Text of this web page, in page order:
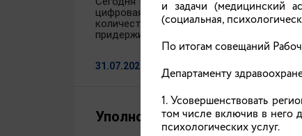
цифровая среда таит в себе не
количество угроз: от встречи с
придерживаться пяти базовых правил
31.07.2026
Уполномоченный по правам
и задачи (медицинский
(социальная,
По итогам совещаний
Департаменту
1. Усовершенствовать
том числе включив в него
психологических услуг.